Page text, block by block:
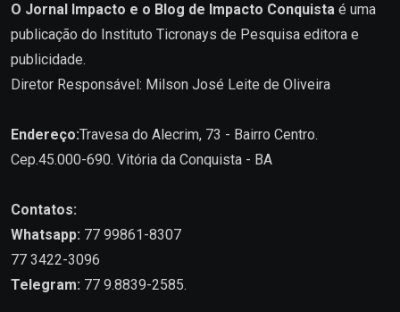
O Jornal Impacto e o Blog de Impacto Conquista é uma
publicação do Instituto Ticronays de Pesquisa editora e
publicidade.
Diretor Responsável: Milson José Leite de Oliveira
Endereço:Travesa do Alecrim, 73 - Bairro Centro.
Cep.45.000-690. Vitória da Conquista - BA
Contatos:
Whatsapp: 77 99861-8307
77 3422-3096
Telegram: 77 9.8839-2585.